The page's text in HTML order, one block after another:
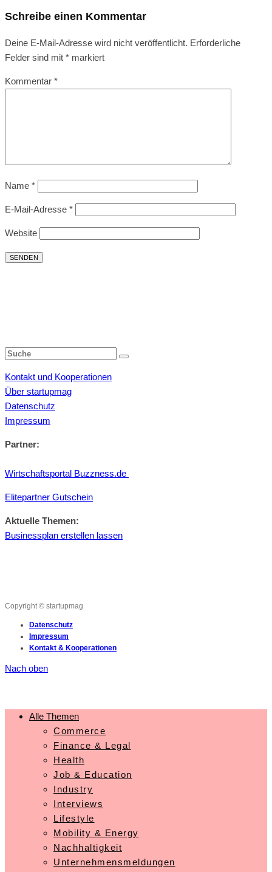
Schreibe einen Kommentar
Deine E-Mail-Adresse wird nicht veröffentlicht. Erforderliche
Felder sind mit * markiert
Kommentar *
Name *
E-Mail-Adresse *
Website
Kontakt und Kooperationen
Über startupmag
Datenschutz
Impressum
Partner:
Wirtschaftsportal Buzzness.de
Elitepartner Gutschein
Aktuelle Themen:
Businessplan erstellen lassen
Copyright © startupmag
Datenschutz
Impressum
Kontakt & Kooperationen
Nach oben
Alle Themen
Commerce
Finance & Legal
Health
Job & Education
Industry
Interviews
Lifestyle
Mobility & Energy
Nachhaltigkeit
Unternehmensmeldungen